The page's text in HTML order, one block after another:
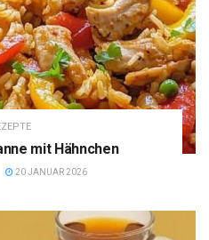
mit Hähnchen
20 JANUAR 2026